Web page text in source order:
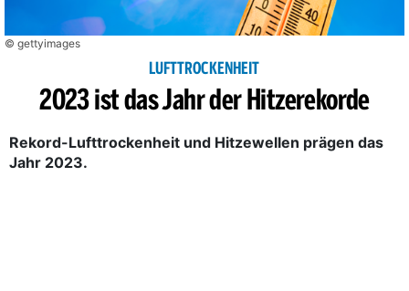
© gettyimages
LUFTTROCKENHEIT
2023 ist das Jahr der Hitzerekorde
Rekord-Lufttrockenheit und Hitzewellen prägen das
Jahr 2023.